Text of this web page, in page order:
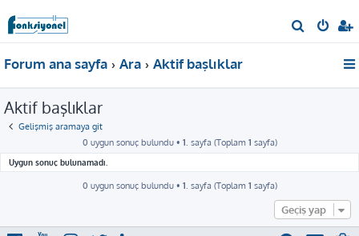
r
Forum ana sayfa Ara Aktif başlıklar
Aktif başlıklar
Gelişmiş aramaya git
0 uygun sonuç bulundu • 1 . sayfa (Toplam 1 sayfa)
Uygun sonuç bulunamadı.
0 uygun sonuç bulundu • 1 . sayfa (Toplam 1 sayfa)
Geçiş yap